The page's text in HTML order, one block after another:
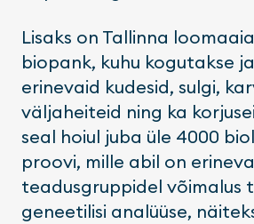
Lisaks on Tallinna
biopank, kuhu kogutakse
erinevaid kudesid, sulgi,
väljaheiteid ning ka
seal hoiul juba üle 4000
proovi, mille abil on
teadusgruppidel võimalus
geneetilisi analüüse,